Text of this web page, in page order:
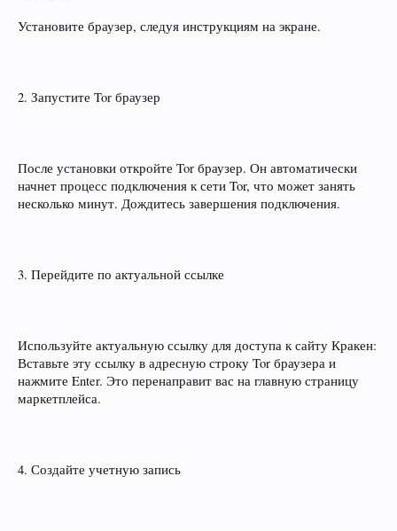
Установите браузер, следуя инструкциям на экране.
2. Запустите Tor браузер
После установки откройте Tor браузер. Он автоматически
начнет процесс подключения к сети Tor, что может занять
несколько минут. Дождитесь завершения подключения.
3. Перейдите по актуальной ссылке
Используйте актуальную ссылку для доступа к сайту Кракен:
Вставьте эту ссылку в адресную строку Tor браузера и
нажмите Enter. Это перенаправит вас на главную страницу
маркетплейса.
4. Создайте учетную запись